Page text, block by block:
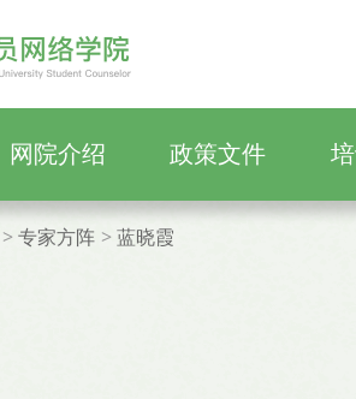
网院介绍 政策文件
专家方阵 蓝晓霞